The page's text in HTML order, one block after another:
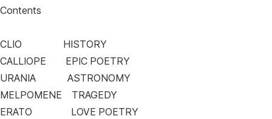
Contents
CLIO HISTORY
CALLIOPE EPIC POETRY
URANIA ASTRONOMY
MELPOMENE TRAGEDY
ERATO LOVE POETRY